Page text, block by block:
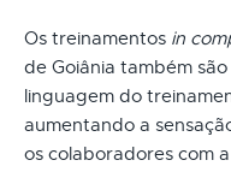
Os treinamentos in
de Goiânia também
linguagem do
aumentando a
os colaboradores com